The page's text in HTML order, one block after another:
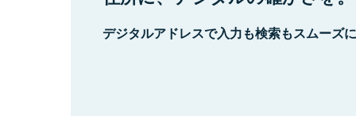
デジタルアドレスで入力も検索もスムーズ